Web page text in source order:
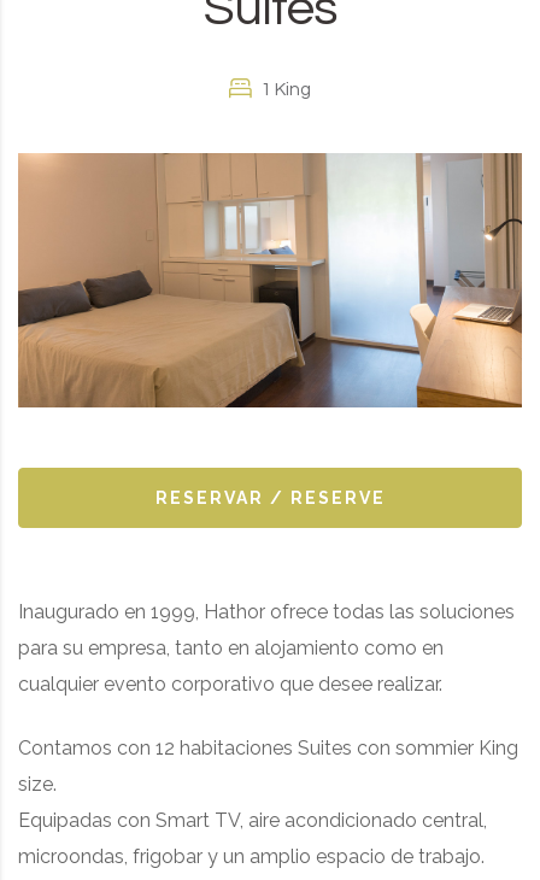
1 King
Contamos con 12 habitaciones Suites con sommier King
size.
Equipadas con Smart TV, aire acondicionado central,
microondas, frigobar y un amplio espacio de trabajo.
RESERVAR / RESERVE
Inaugurado en 1999, Hathor ofrece todas las soluciones
para su empresa, tanto en alojamiento como en
cualquier evento corporativo que desee realizar.